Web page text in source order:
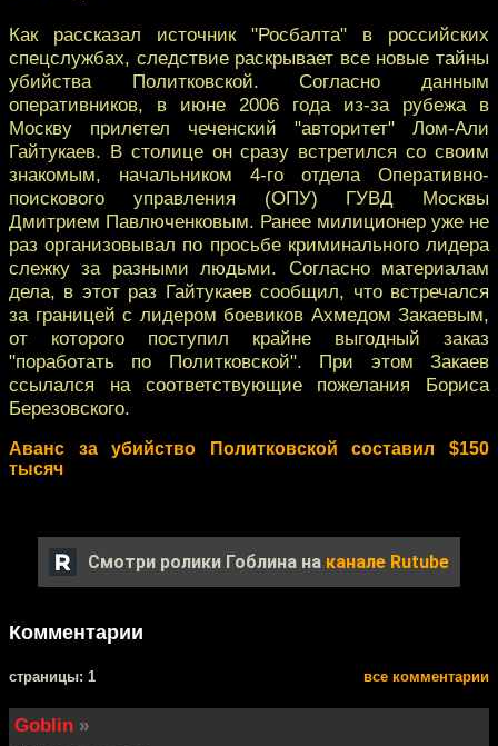
Как рассказал источник "Росбалта" в российских
спецслужбах, следствие раскрывает все новые тайны
убийства Политковской. Согласно данным
оперативников, в июне 2006 года из-за рубежа в
Москву прилетел чеченский "авторитет" Лом-Али
Гайтукаев. В столице он сразу встретился со своим
знакомым, начальником 4-го отдела Оперативно-
поискового управления (ОПУ) ГУВД Москвы
Дмитрием Павлюченковым. Ранее милиционер уже не
раз организовывал по просьбе криминального лидера
слежку за разными людьми. Согласно материалам
дела, в этот раз Гайтукаев сообщил, что встречался
за границей с лидером боевиков Ахмедом Закаевым,
от которого поступил крайне выгодный заказ
"поработать по Политковской". При этом Закаев
ссылался на соответствующие пожелания Бориса
Березовского.
Аванс за убийство Политковской составил $150
тысяч
Смотри ролики Гоблина на канале Rutube
Комментарии
cтраницы: 1 все комментарии
Goblin »